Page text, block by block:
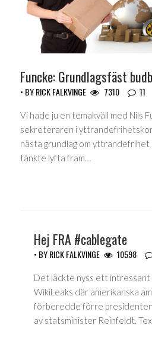
Funcke: Grundlagsfäst
• BYRICK FALKVINGE 7310 11
Vi hade ju en temakväll med Nils
sekreteraren i
nästa grundlag om yttrandefrihet
tänkte lyfta fram…
Hej FRA #cablegate
• BYRICK FALKVINGE 10598
Det läckte nyss ett
WikiLeaks där amerikanska
förberedde förre
av statsminister Reinfeldt.